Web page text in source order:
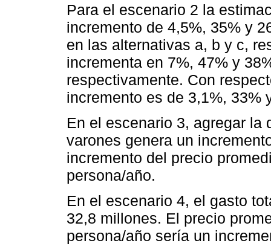
Para el escenario 2 la
incremento de 4,5%, 35% y
en las alternativas a, b y c,
incrementa en 7%, 47% y
respectivamente. Con
incremento es de 3,1%, 33%
En el escenario 3, agregar la
varones genera un
incremento del precio
persona/año.
En el escenario 4, el gasto
32,8 millones. El precio
persona/año sería un